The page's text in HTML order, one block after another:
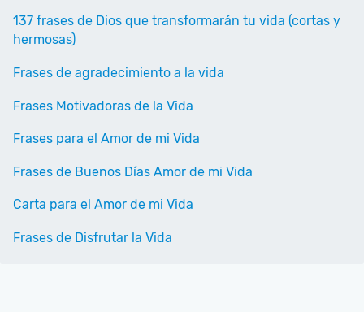
137 frases de Dios que transformarán tu vida (cortas y
hermosas)
Frases de agradecimiento a la vida
Frases Motivadoras de la Vida
Frases para el Amor de mi Vida
Frases de Buenos Días Amor de mi Vida
Carta para el Amor de mi Vida
Frases de Disfrutar la Vida